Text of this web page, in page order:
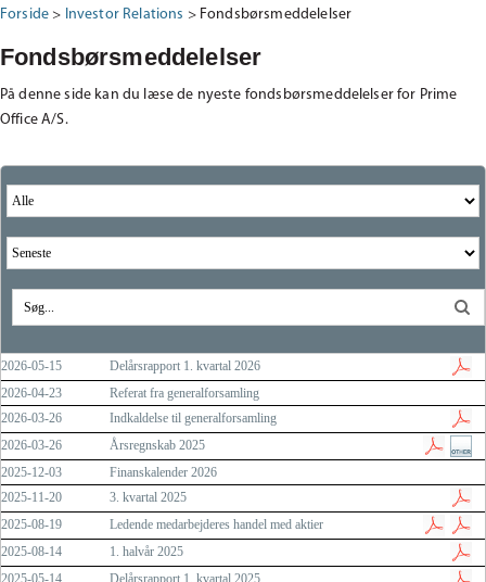
Forside > Investor Relations > Fondsbørsmeddelelser
Fondsbørsmeddelelser
På denne side kan du læse de nyeste fondsbørsmeddelelser for Prime
Office A/S.